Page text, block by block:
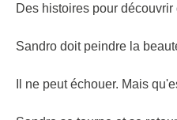
Des histoires pour découvrir
Sandro doit peindre la
Il ne peut échouer. Mais